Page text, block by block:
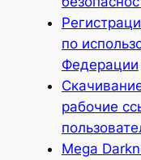
по
Федерации
рабочие
Меga